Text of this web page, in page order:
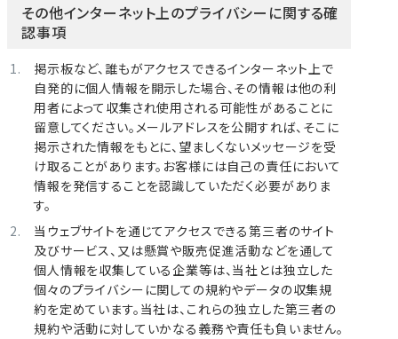
その他インターネット上のプライバシーに関する確
認事項
掲示板など、誰もがアクセスできるインターネット上で
自発的に個人情報を開示した場合、その情報は他の利
用者によって収集され使用される可能性があることに
留意してください。メールアドレスを公開すれば、そこに
掲示された情報をもとに、望ましくないメッセージを受
け取ることがあります。お客様には自己の責任において
情報を発信することを認識していただく必要がありま
す。
当ウェブサイトを通じてアクセスできる第三者のサイト
及びサービス、又は懸賞や販売促進活動などを通して
個人情報を収集している企業等は、当社とは独立した
個々のプライバシーに関しての規約やデータの収集規
約を定めています。当社は、これらの独立した第三者の
規約や活動に対していかなる義務や責任も負いません。